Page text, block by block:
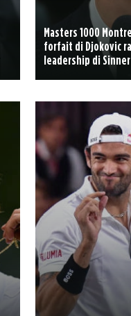
Masters 1000
forfait di Djokovic
leadership di Sinner